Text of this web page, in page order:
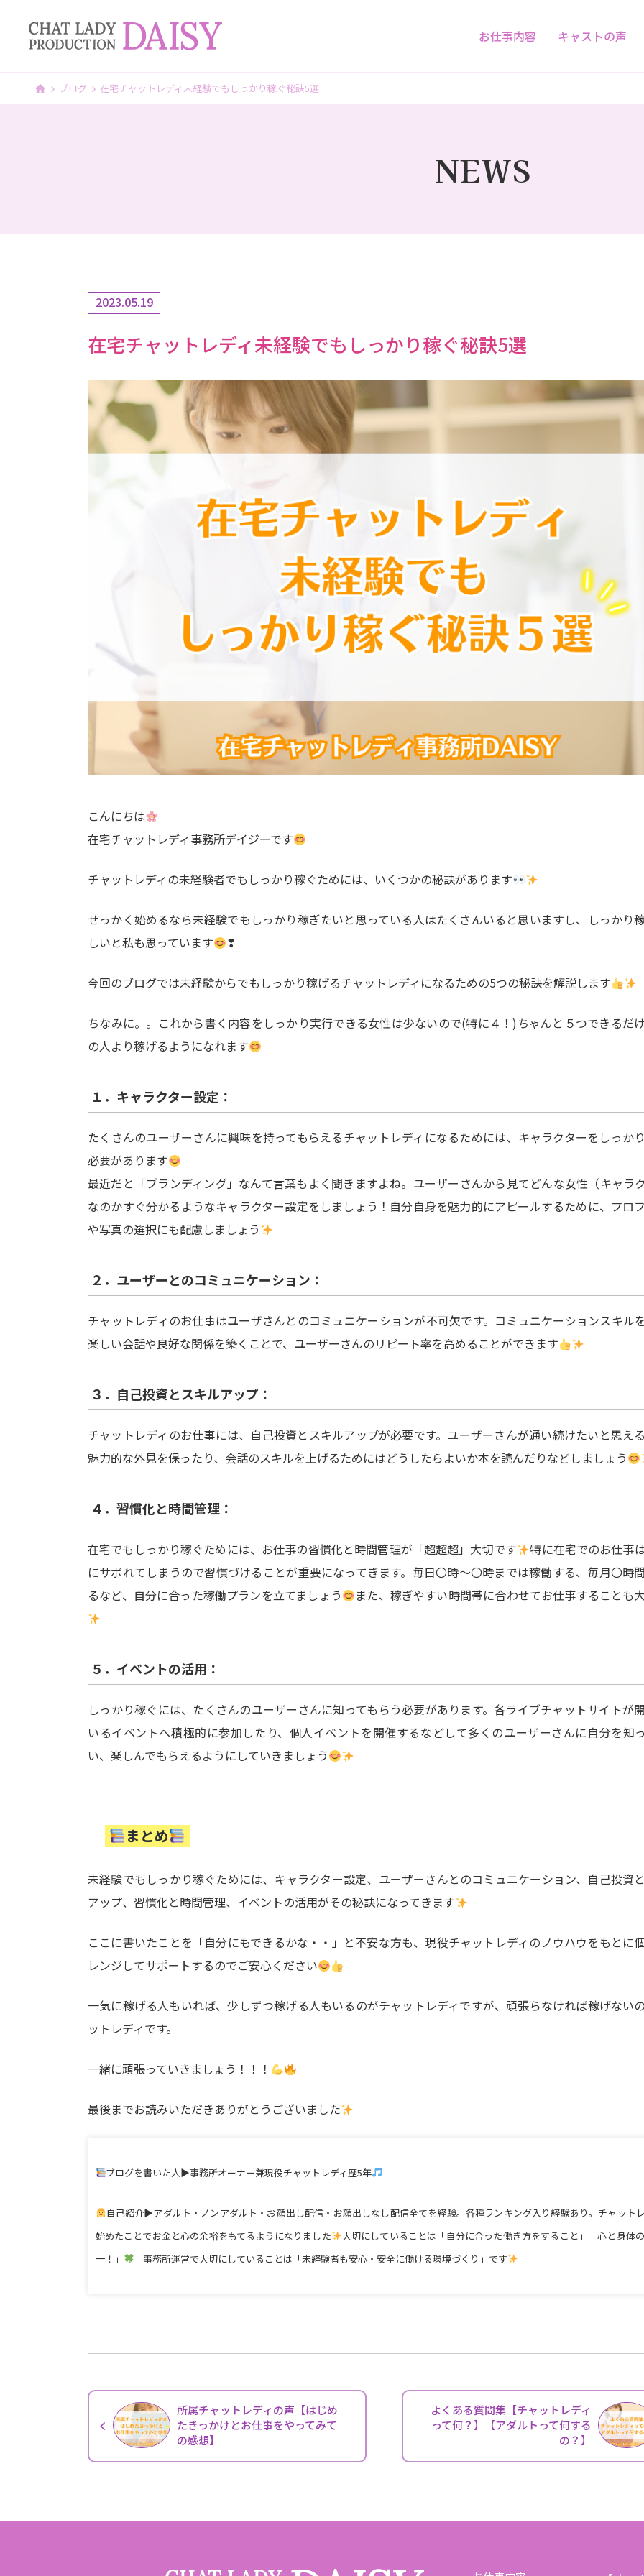
お仕事内容 キャストの声
ブログ 在宅チャットレディ未経験でもしっかり稼ぐ秘訣5選
NEWS
2023.05.19
在宅チャットレディ未経験でもしっかり稼ぐ秘訣5選
こんにちは
在宅チャットレディ事務所デイジーです
チャットレディの未経験者でもしっかり稼ぐためには、いくつかの秘訣があります
せっかく始めるなら未経験でもしっかり稼ぎたいと思っている人はたくさんいると思いますし、しっかり
しいと私も思っています
❣
今回のブログでは未経験からでもしっかり稼げるチャットレディになるための5つの秘訣を解説します
ちなみに。。これから書く内容をしっかり実行できる女性は少ないので(特に４！)ちゃんと５つできるだ
の人より稼げるようになれます
１．キャラクター設定：
たくさんのユーザーさんに興味を持ってもらえるチャットレディになるためには、キャラクターをしっか
必要があります
最近だと「ブランディング」なんて言葉もよく聞きますよね。ユーザーさんから見てどんな女性（キャラク
なのかすぐ分かるようなキャラクター設定をしましょう！自分自身を魅力的にアピールするために、プロ
や写真の選択にも配慮しましょう
２．ユーザーとのコミュニケーション：
チャットレディのお仕事はユーザさんとのコミュニケーションが不可欠です。コミュニケーションスキルを
楽しい会話や良好な関係を築くことで、ユーザーさんのリピート率を高めることができます
３．自己投資とスキルアップ：
チャットレディのお仕事には、自己投資とスキルアップが必要です。ユーザーさんが通い続けたいと思え
魅力的な外見を保ったり、会話のスキルを上げるためにはどうしたらよいか本を読んだりなどしましょう
４．習慣化と時間管理：
在宅でもしっかり稼ぐためには、お仕事の習慣化と時間管理が「超超超」大切です
特に在宅でのお仕事
にサボれてしまうので習慣づけることが重要になってきます。毎日〇時～〇時までは稼働する、毎月〇時
るなど、自分に合った稼働プランを立てましょう
また、稼ぎやすい時間帯に合わせてお仕事することも
５．イベントの活用：
しっかり稼ぐには、たくさんのユーザーさんに知ってもらう必要があります。各ライブチャットサイトが
いるイベントへ積極的に参加したり、個人イベントを開催するなどして多くのユーザーさんに自分を知
い、楽しんでもらえるようにしていきましょう
まとめ
未経験でもしっかり稼ぐためには、キャラクター設定、ユーザーさんとのコミュニケーション、自己投資
アップ、習慣化と時間管理、イベントの活用がその秘訣になってきます
ここに書いたことを「自分にもできるかな・・」と不安な方も、現役チャットレディのノウハウをもとに
レンジしてサポートするのでご安心ください
一気に稼げる人もいれば、少しずつ稼げる人もいるのがチャットレディですが、頑張らなければ稼げない
ットレディです。
一緒に頑張っていきましょう！！！
最後までお読みいただきありがとうございました
ブログを書いた人▶事務所オーナー兼現役チャットレディ歴5年
自己紹介▶アダルト・ノンアダルト・お顔出し配信・お顔出しなし配信全てを経験。各種ランキング入り経験あり。チャット
始めたことでお金と心の余裕をもてるようになりました
大切にしていることは「自分に合った働き方をすること」「心と身体
一！」
事務所運営で大切にしていることは「未経験者も安心・安全に働ける環境づくり」です
所属チャットレディの声【はじめ
たきっかけとお仕事をやってみて
の感想】
よくある質問集【チャットレディ
って何？】【アダルトって何する
の？】